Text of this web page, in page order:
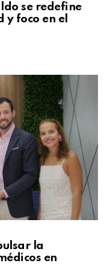
se redefine
foco en el
la
en